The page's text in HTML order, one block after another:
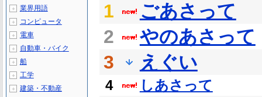
1
ごあさって
2
やのあさって
3
えぐい
4
しあさって
＋ 業界用語
＋ コンピュータ
＋ 電車
＋ 自動車・バイク
＋ 船
＋ 工学
＋ 建築・不動産